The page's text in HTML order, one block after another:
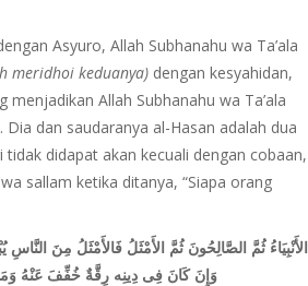
Asyuro, Allah Subhanahu wa Ta’ala
meridhoi keduanya)dengan kesyahidan,
Allah Subhanahu wa Ta’ala
dan saudaranya al-Hasan adalah dua
didapat akan kecuali dengan cobaan,
sallam ketika ditanya, “Siapa orang
الأَنْبِيَاءُ ثُمَّ الصَّالِحُونَ ثُمَّ الأَمْثَلُ فَالأَمْثَلُ مِنَ
وَإِنَ كَانَ فِى دِينِه رِقَّةٌ خُفِّفَ عَنْهُ